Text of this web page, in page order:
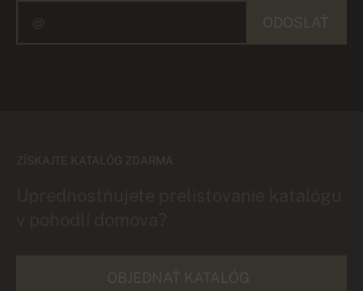
ZÍSKAJTE KATALÓG ZDARMA